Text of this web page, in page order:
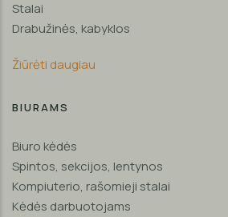
Stalai
Drabužinės, kabyklos
Žiūrėti daugiau
BIURAMS
Biuro kėdės
Spintos, sekcijos, lentynos
Kompiuterio, rašomieji stalai
Kėdės darbuotojams